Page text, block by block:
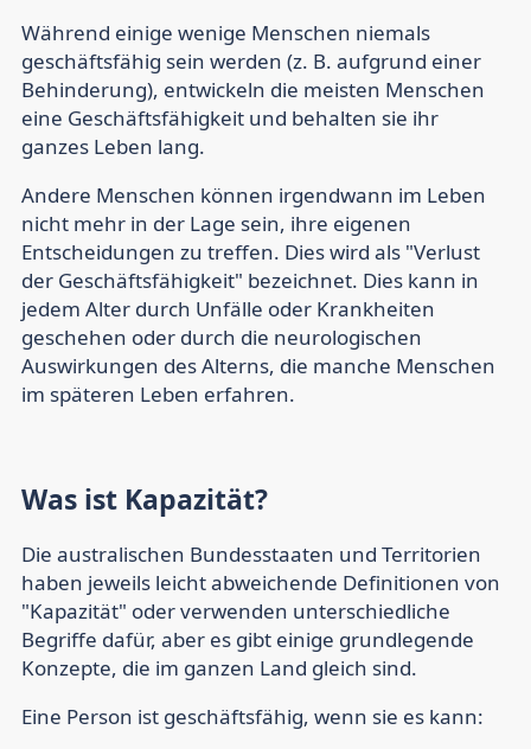
Während einige wenige Menschen niemals
geschäftsfähig sein werden (z. B. aufgrund einer
Behinderung), entwickeln die meisten Menschen
eine Geschäftsfähigkeit und behalten sie ihr
ganzes Leben lang.
Andere Menschen können irgendwann im Leben
nicht mehr in der Lage sein, ihre eigenen
Entscheidungen zu treffen. Dies wird als "Verlust
der Geschäftsfähigkeit" bezeichnet. Dies kann in
jedem Alter durch Unfälle oder Krankheiten
geschehen oder durch die neurologischen
Auswirkungen des Alterns, die manche Menschen
im späteren Leben erfahren.
Was ist Kapazität?
Die australischen Bundesstaaten und Territorien
haben jeweils leicht abweichende Definitionen von
"Kapazität" oder verwenden unterschiedliche
Begriffe dafür, aber es gibt einige grundlegende
Konzepte, die im ganzen Land gleich sind.
Eine Person ist geschäftsfähig, wenn sie es kann: